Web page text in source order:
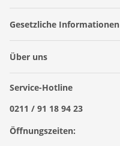
Gesetzliche Informationen
Über uns
Service-Hotline
0211 / 91 18 94 23
Öffnungszeiten: